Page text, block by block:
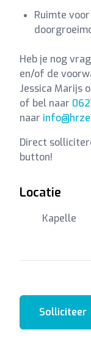
Ruimte
Heb je nog
en/of de
Jessica Marijs
of bel naar
naar
Direct
button!
Locatie
Kapelle
Solliciteer